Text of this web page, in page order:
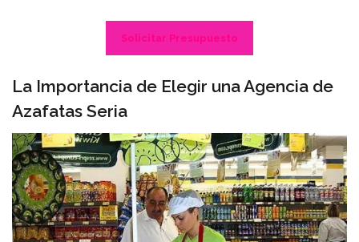
Solicitar Presupuesto
La Importancia de Elegir una Agencia de
Azafatas Seria